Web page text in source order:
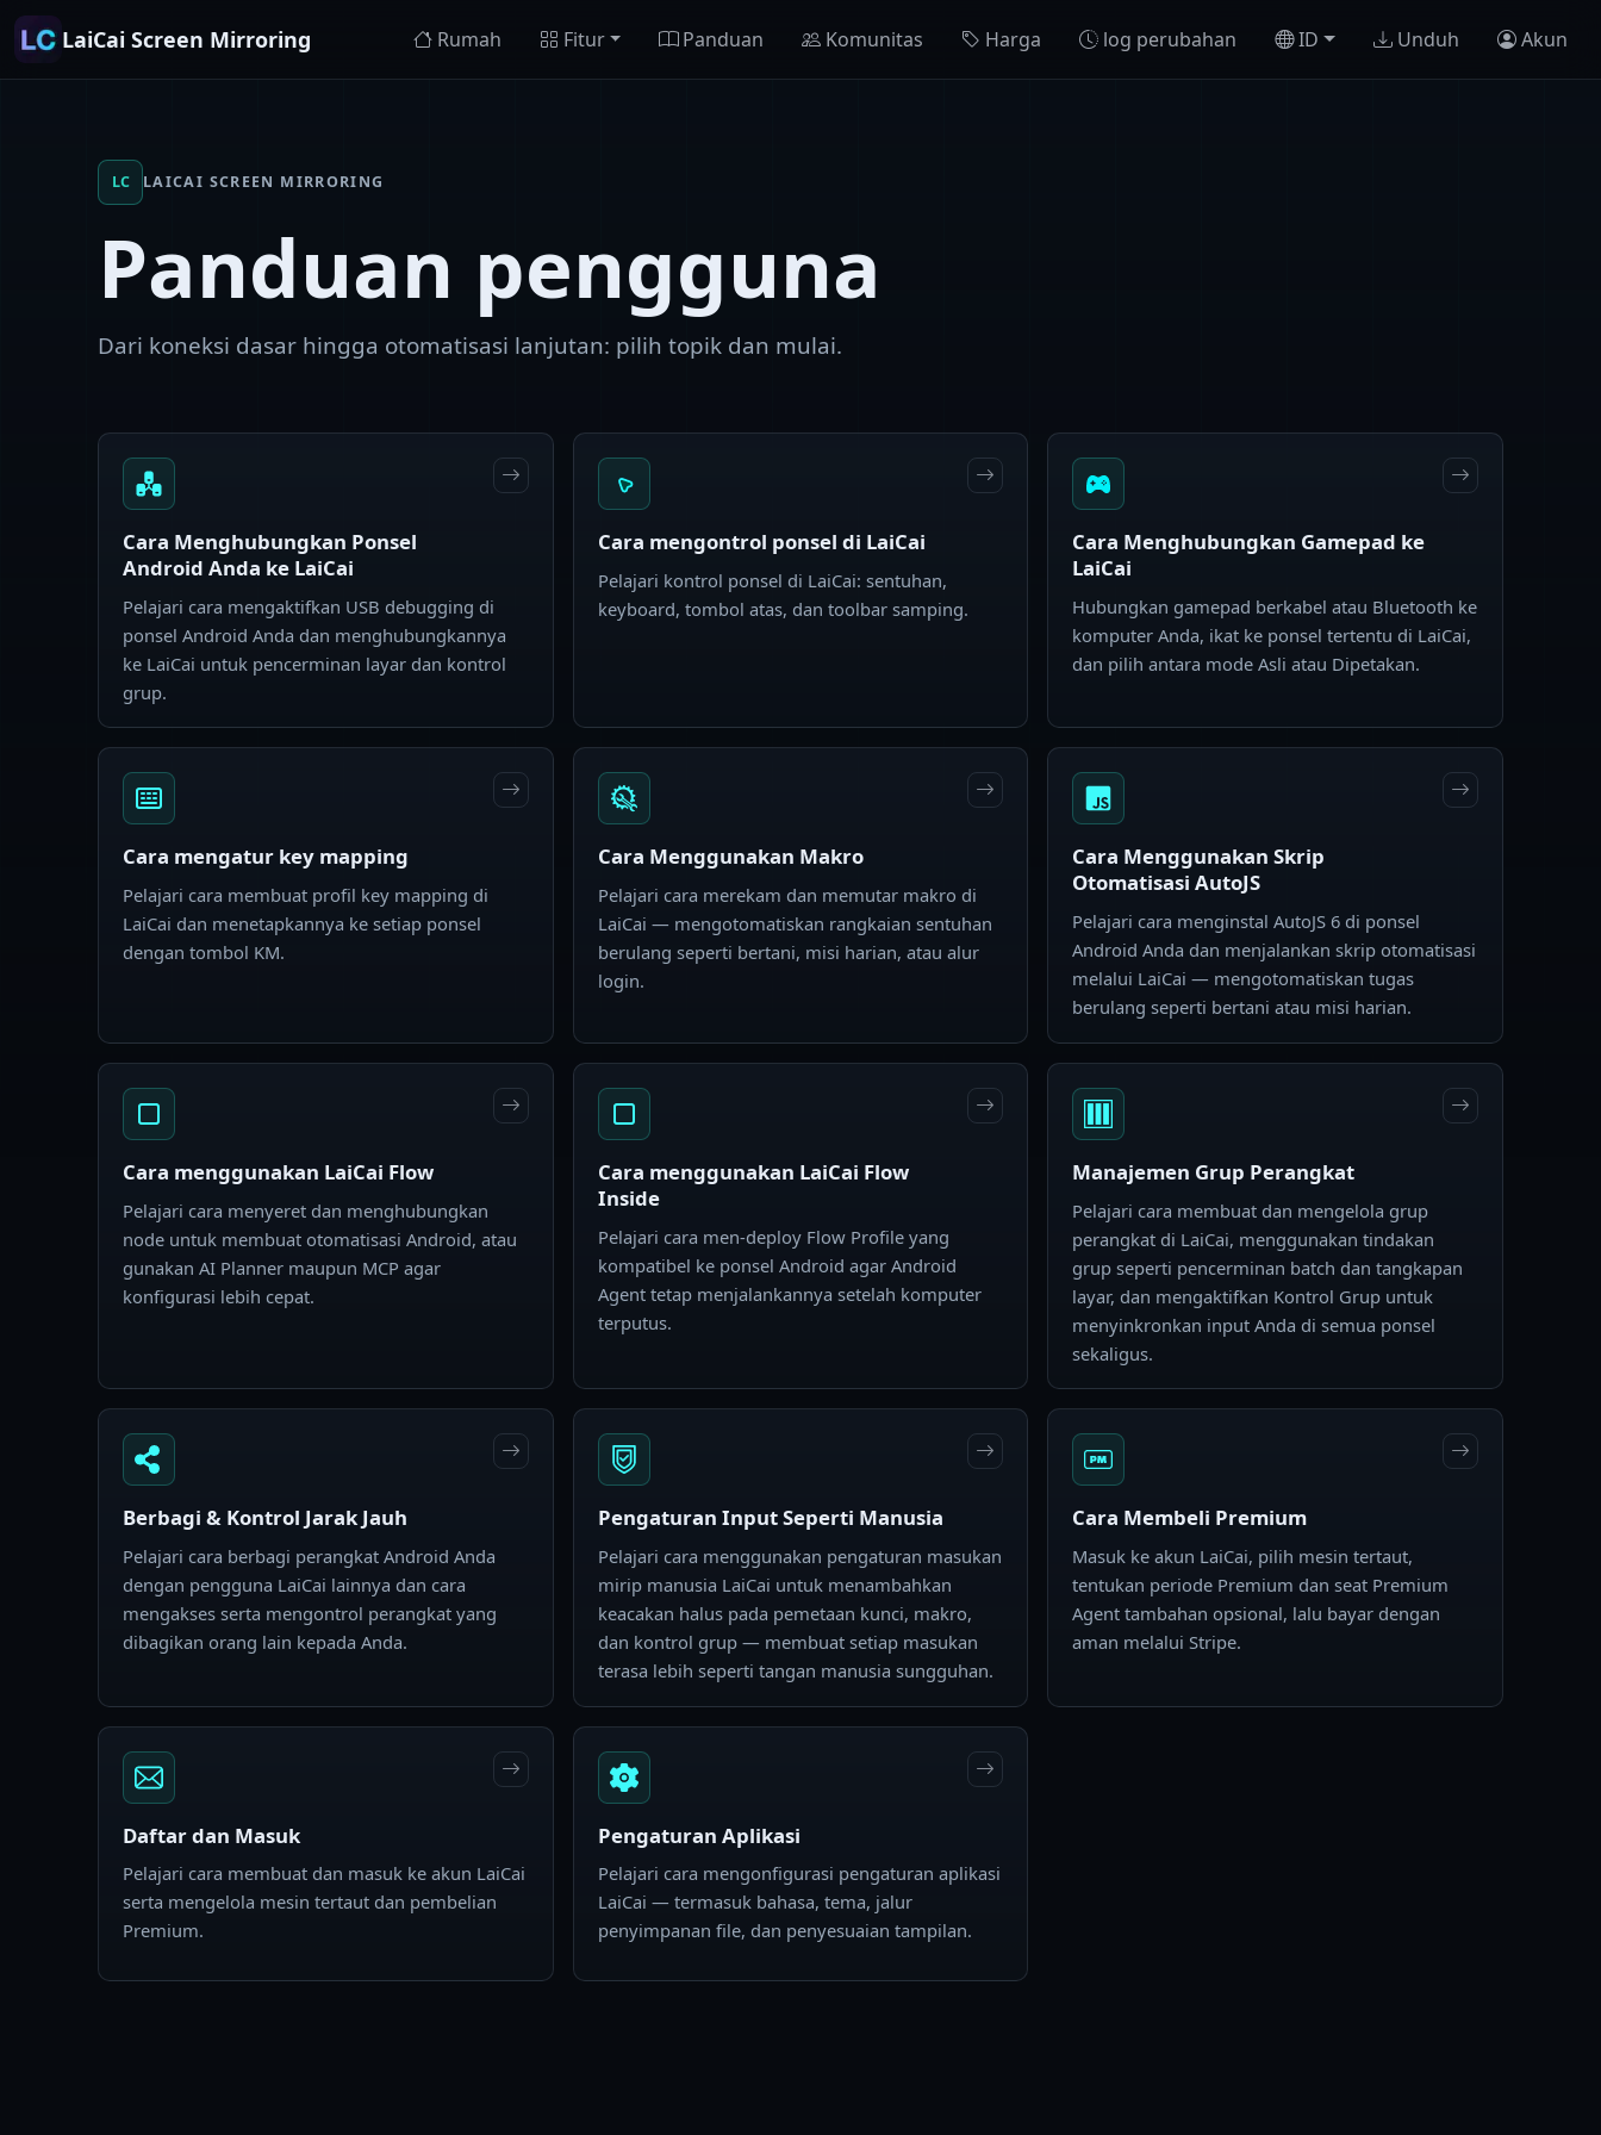
LaiCai Screen Mirroring Rumah Fitur Panduan Komunitas Harga log perubahan ID Unduh Akun
LC LAICAI SCREEN MIRRORING
Panduan pengguna
Dari koneksi dasar hingga otomatisasi lanjutan: pilih topik dan mulai.
Cara Menghubungkan Ponsel
Android Anda ke LaiCai
Pelajari cara mengaktifkan USB debugging di
ponsel Android Anda dan menghubungkannya
ke LaiCai untuk pencerminan layar dan kontrol
grup.
Cara mengontrol ponsel di LaiCai
Pelajari kontrol ponsel di LaiCai: sentuhan,
keyboard, tombol atas, dan toolbar samping.
Cara Menghubungkan Gamepad ke
LaiCai
Hubungkan gamepad berkabel atau Bluetooth ke
komputer Anda, ikat ke ponsel tertentu di LaiCai,
dan pilih antara mode Asli atau Dipetakan.
Cara mengatur key mapping
Pelajari cara membuat profil key mapping di
LaiCai dan menetapkannya ke setiap ponsel
dengan tombol KM.
Cara Menggunakan Makro
Pelajari cara merekam dan memutar makro di
LaiCai — mengotomatiskan rangkaian sentuhan
berulang seperti bertani, misi harian, atau alur
login.
Cara Menggunakan Skrip
Otomatisasi AutoJS
Pelajari cara menginstal AutoJS 6 di ponsel
Android Anda dan menjalankan skrip otomatisasi
melalui LaiCai — mengotomatiskan tugas
berulang seperti bertani atau misi harian.
Cara menggunakan LaiCai Flow
Pelajari cara menyeret dan menghubungkan
node untuk membuat otomatisasi Android, atau
gunakan AI Planner maupun MCP agar
konfigurasi lebih cepat.
Cara menggunakan LaiCai Flow
Inside
Pelajari cara men-deploy Flow Profile yang
kompatibel ke ponsel Android agar Android
Agent tetap menjalankannya setelah komputer
terputus.
Manajemen Grup Perangkat
Pelajari cara membuat dan mengelola grup
perangkat di LaiCai, menggunakan tindakan
grup seperti pencerminan batch dan tangkapan
layar, dan mengaktifkan Kontrol Grup untuk
menyinkronkan input Anda di semua ponsel
sekaligus.
Berbagi & Kontrol Jarak Jauh
Pelajari cara berbagi perangkat Android Anda
dengan pengguna LaiCai lainnya dan cara
mengakses serta mengontrol perangkat yang
dibagikan orang lain kepada Anda.
Pengaturan Input Seperti Manusia
Pelajari cara menggunakan pengaturan masukan
mirip manusia LaiCai untuk menambahkan
keacakan halus pada pemetaan kunci, makro,
dan kontrol grup — membuat setiap masukan
terasa lebih seperti tangan manusia sungguhan.
Cara Membeli Premium
Masuk ke akun LaiCai, pilih mesin tertaut,
tentukan periode Premium dan seat Premium
Agent tambahan opsional, lalu bayar dengan
aman melalui Stripe.
Daftar dan Masuk
Pelajari cara membuat dan masuk ke akun LaiCai
serta mengelola mesin tertaut dan pembelian
Premium.
Pengaturan Aplikasi
Pelajari cara mengonfigurasi pengaturan aplikasi
LaiCai — termasuk bahasa, tema, jalur
penyimpanan file, dan penyesuaian tampilan.